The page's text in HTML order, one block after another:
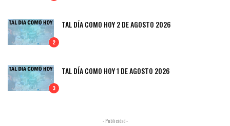
2
TAL DÍA COMO HOY 2 DE AGOSTO 2026
3
TAL DÍA COMO HOY 1 DE AGOSTO 2026
- Publicidad -